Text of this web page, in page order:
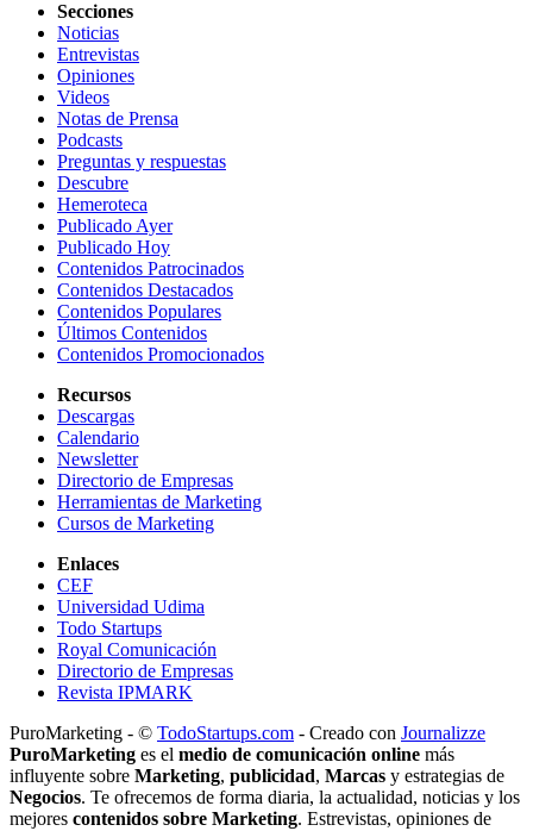
Secciones
Noticias
Entrevistas
Opiniones
Videos
Notas de Prensa
Podcasts
Preguntas y respuestas
Descubre
Hemeroteca
Publicado Ayer
Publicado Hoy
Contenidos Patrocinados
Contenidos Destacados
Contenidos Populares
Últimos Contenidos
Contenidos Promocionados
Recursos
Descargas
Calendario
Newsletter
Directorio de Empresas
Herramientas de Marketing
Cursos de Marketing
Enlaces
CEF
Universidad Udima
Todo Startups
Royal Comunicación
Directorio de Empresas
Revista IPMARK
PuroMarketing - © TodoStartups.com - Creado con Journalizze
PuroMarketing es el medio de comunicación online más
influyente sobre Marketing, publicidad, Marcas y estrategias de
Negocios. Te ofrecemos de forma diaria, la actualidad, noticias y los
mejores contenidos sobre Marketing. Estrevistas, opiniones de